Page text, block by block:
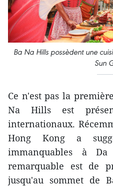
Ba Na Hills possèdent une
Sun
Ce n'est pas la
Na Hills est
internationaux.
Hong Kong a
immanquables à
remarquable est de
jusqu'au sommet de